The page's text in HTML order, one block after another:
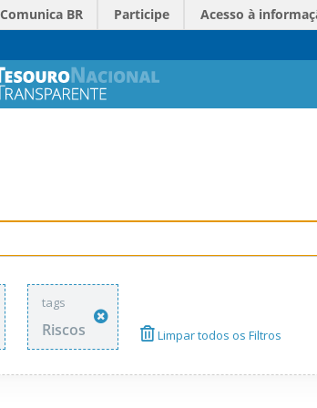
Comunica BR Participe Acesso à
tags
Riscos Limpar todos os Filtros